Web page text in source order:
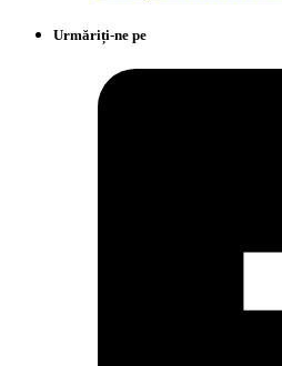
Urmăriți-ne pe